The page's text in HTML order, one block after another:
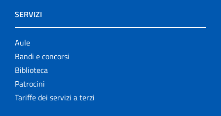
SERVIZI
Aule
Bandi e concorsi
Biblioteca
Patrocini
Tariffe dei servizi a terzi